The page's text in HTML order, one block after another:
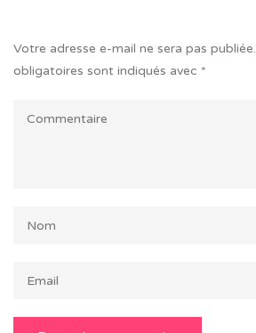
Votre adresse e-mail ne sera pas publiée.
obligatoires sont indiqués avec *